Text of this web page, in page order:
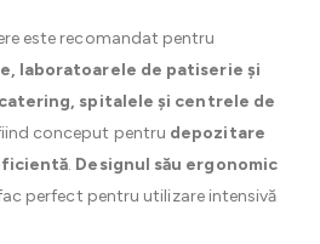
este recomandat pentru
laboratoarele de patiserie și
spitalele și centrele de
conceput pentru depozitare
. Designul său ergonomic
perfect pentru utilizare intensivă